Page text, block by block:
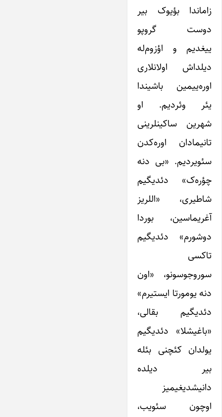
زاماندا بؤیوک بیر
دوست گروپو
ییغدیم و اؤزوم‌له
دیلداش اولانلاری
اوره‌ییمین باشیندا
یئر وئردیم. او
شهرین ساکینلرینی
تانیمادان اوره‌کدن
سئویردیم. «بی دنه
چؤره‌ک» دئدیگیم
شاطیری، «اللریز
آغریماسین، بوردا
دوشورم» دئدیگیم
تاکسی
سوروجوسونو، «اون
دنه یومورتا ایستیرم»
دئدیگیم بقالی،
«باغیشلا» دئدیگیم
یولدان کئچنی بئله
بیر دیلده
دانیشدیغیمیز
اوچون سئویب،